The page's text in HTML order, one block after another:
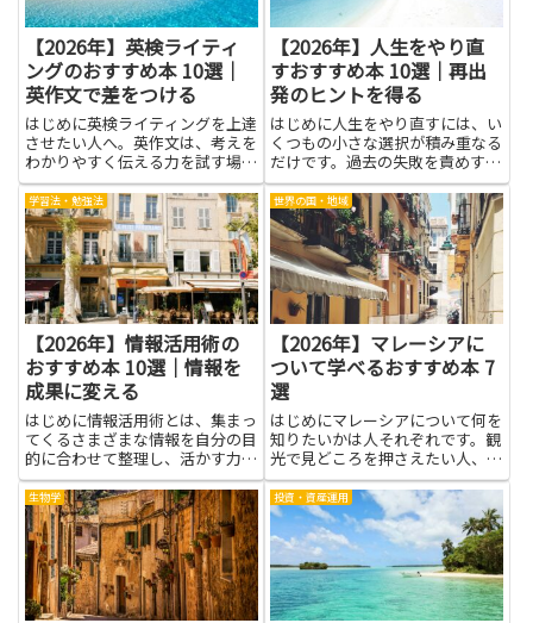
【2026年】英検ライティ
ングのおすすめ本 10選｜
英作文で差をつける
はじめに英検ライティングを上達
させたい人へ。英作文は、考えを
わかりやすく伝える力を試す場で
す。良い答案は、伝えたいポイン
トをはっきり示し、例文の言い換
えを使い分け、読み手が読みやす
い順序で並べることが大事です。
紹介する本は、基本の考え方を
分...
【2026年】人生をやり直
すおすすめ本 10選｜再出
発のヒントを得る
はじめに人生をやり直すには、い
くつもの小さな選択が積み重なる
だけです。過去の失敗を責めすぎ
ず、それを学びに変える力が大切
です。このテーマの本は、もう一
度前を向く気持ちを育て、再出発
のヒントを探す手助けをしてくれ
ます。読みやすい言葉と身近な
例...
学習法・勉強法
【2026年】情報活用術の
おすすめ本 10選｜情報を
成果に変える
はじめに情報活用術とは、集まっ
てくるさまざまな情報を自分の目
的に合わせて整理し、活かす力の
ことです。ニュースの要点を掴む
力、データを読み解く視点、体験
談を自分の学びに結びつける発想
など、日常の場面で役立つ要素が
詰まっています。この記事で紹
介...
世界の国・地域
【2026年】マレーシアに
ついて学べるおすすめ本 7
選
はじめにマレーシアについて何を
知りたいかは人それぞれです。観
光で見どころを押さえたい人、現
地の食文化や暮らしを深く理解し
たい人、移住や長期滞在を考えて
準備を進める人、ビジネスや歴史
を学びたい人、語学習得を目指す
人──目的によって求める本の
タ...
生物学 投資・資産運用